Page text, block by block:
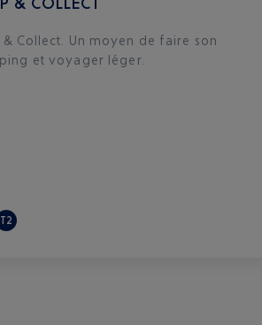
& Collect. Un moyen de faire son
et voyager léger.
T2